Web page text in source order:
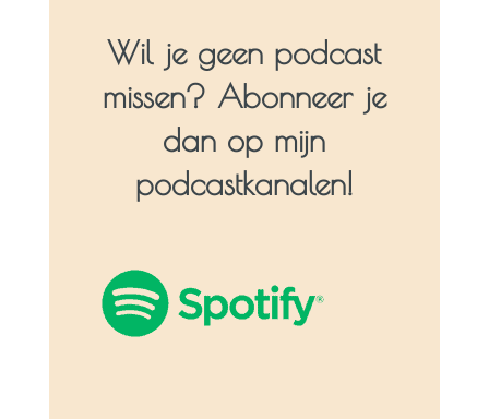
Wil je geen podcast
missen? Abonneer je
dan op mijn
podcastkanalen!